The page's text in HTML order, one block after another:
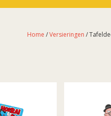
Home /Versieringen /